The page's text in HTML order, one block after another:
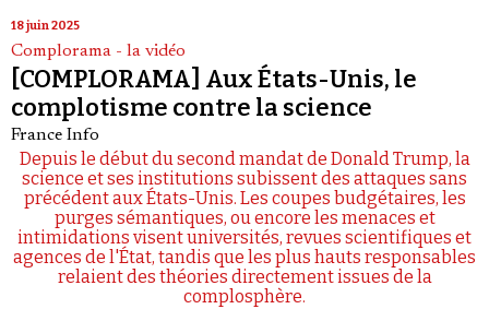
18 juin 2025
Complorama - la vidéo
[COMPLORAMA] Aux États-Unis, le
complotisme contre la science
France Info
Depuis le début du second mandat de Donald Trump, la
science et ses institutions subissent des attaques sans
précédent aux États-Unis. Les coupes budgétaires, les
purges sémantiques, ou encore les menaces et
intimidations visent universités, revues scientifiques et
agences de l'État, tandis que les plus hauts responsables
relaient des théories directement issues de la
complosphère.